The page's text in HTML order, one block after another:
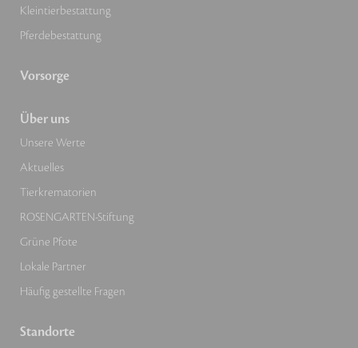
Kleintierbestattung
Pferdebestattung
Vorsorge
Über uns
Unsere Werte
Aktuelles
Tierkrematorien
ROSENGARTEN-Stiftung
Grüne Pfote
Lokale Partner
Häufig gestellte Fragen
Standorte